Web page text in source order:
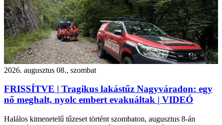
2026. augusztus 08., szombat
FRISSÍTVE | Tragikus lakástűz Nagyváradon: egy
nő meghalt, nyolc embert evakuáltak | VIDEÓ
Halálos kimenetelű tűzeset történt szombaton, augusztus 8-án